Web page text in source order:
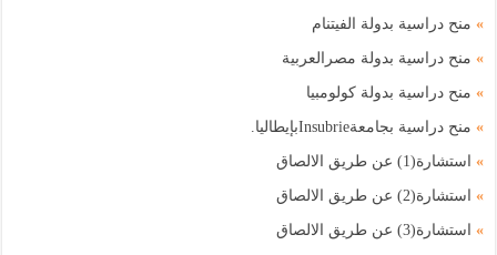
» منح دراسية بدولة الفيتنام
» منح دراسية بدولة مصرالعربية
» منح دراسية بدولة كولومبيا
» منح دراسية بجامعةInsubrieبإيطاليا.
» استشارة(1) عن طريق الالصاق
» استشارة(2) عن طريق الالصاق
» استشارة(3) عن طريق الالصاق